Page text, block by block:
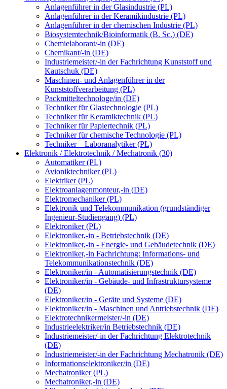
Anlagenführer in der Glasindustrie (PL)
Anlagenführer in der Keramikindustrie (PL)
Anlagenführer in der chemischen Industrie (PL)
Biosystemtechnik/Bioinformatik (B. Sc.) (DE)
Chemielaborant/-in (DE)
Chemikant/-in (DE)
Industriemeister/-in der Fachrichtung Kunststoff und
Kautschuk (DE)
Maschinen- und Anlagenführer in der
Kunststoffverarbeitung (PL)
Packmitteltechnologe/in (DE)
Techniker für Glastechnologie (PL)
Techniker für Keramiktechnik (PL)
Techniker für Papiertechnik (PL)
Techniker für chemische Technologie (PL)
Techniker – Laboranalytiker (PL)
Elektronik / Elektrotechnik / Mechatronik (30)
Automatiker (PL)
Avioniktechniker (PL)
Elektriker (PL)
Elektroanlagenmonteur,-in (DE)
Elektromechaniker (PL)
Elektronik und Telekommunikation (grundständiger
Ingenieur-Studiengang) (PL)
Elektroniker (PL)
Elektroniker,-in - Betriebstechnik (DE)
Elektroniker,-in - Energie- und Gebäudetechnik (DE)
Elektroniker,-in Fachrichtung: Informations- und
Telekommunikationstechnik (DE)
Elektroniker/in - Automatisierungstechnik (DE)
Elektroniker/in - Gebäude- und Infrastruktursysteme
(DE)
Elektroniker/in - Geräte und Systeme (DE)
Elektroniker/in - Maschinen und Antriebstechnik (DE)
Elektrotechnikermeister/-in (DE)
Industrieelektriker/in Betriebstechnik (DE)
Industriemeister/-in der Fachrichtung Elektrotechnik
(DE)
Industriemeister/-in der Fachrichtung Mechatronik (DE)
Informationselektroniker/in (DE)
Mechatroniker (PL)
Mechatroniker,-in (DE)